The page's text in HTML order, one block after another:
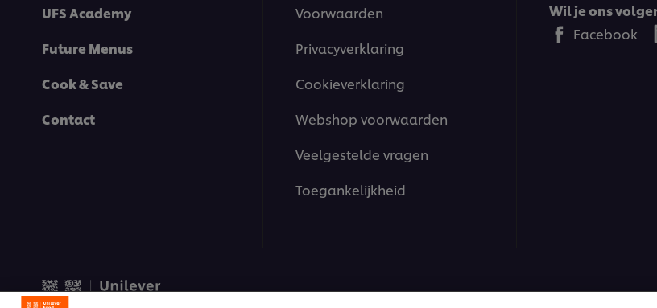
UFS Academy
Future Menus
Cook & Save
Contact
Voorwaarden
Privacyverklaring
Cookieverklaring
Webshop voorwaarden
Veelgestelde vragen
Toegankelijkheid
Wil je ons
Facebook